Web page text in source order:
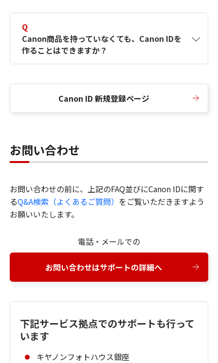
Q
Canon商品を持っていなくても、Canon IDを
作ることはできますか？
Canon ID 新規登録ページ
お問い合わせ
お問い合わせの前に、上記のFAQ並びにCanon IDに関す
るQ&A検索（よくあるご質問） をご覧いただきますよう
お願いいたします。
電話・メールでの
お問い合わせはサポートの詳細へ
下記サービス拠点でのサポートも行って
います
キヤノンフォトハウス銀座